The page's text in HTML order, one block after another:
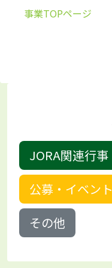
事業TOPページ
JORA関連行事
公募・イベント
その他